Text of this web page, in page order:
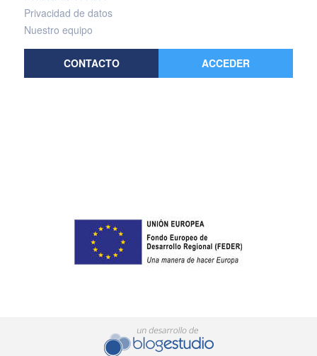
Privacidad de datos
Nuestro equipo
CONTACTO ACCEDER